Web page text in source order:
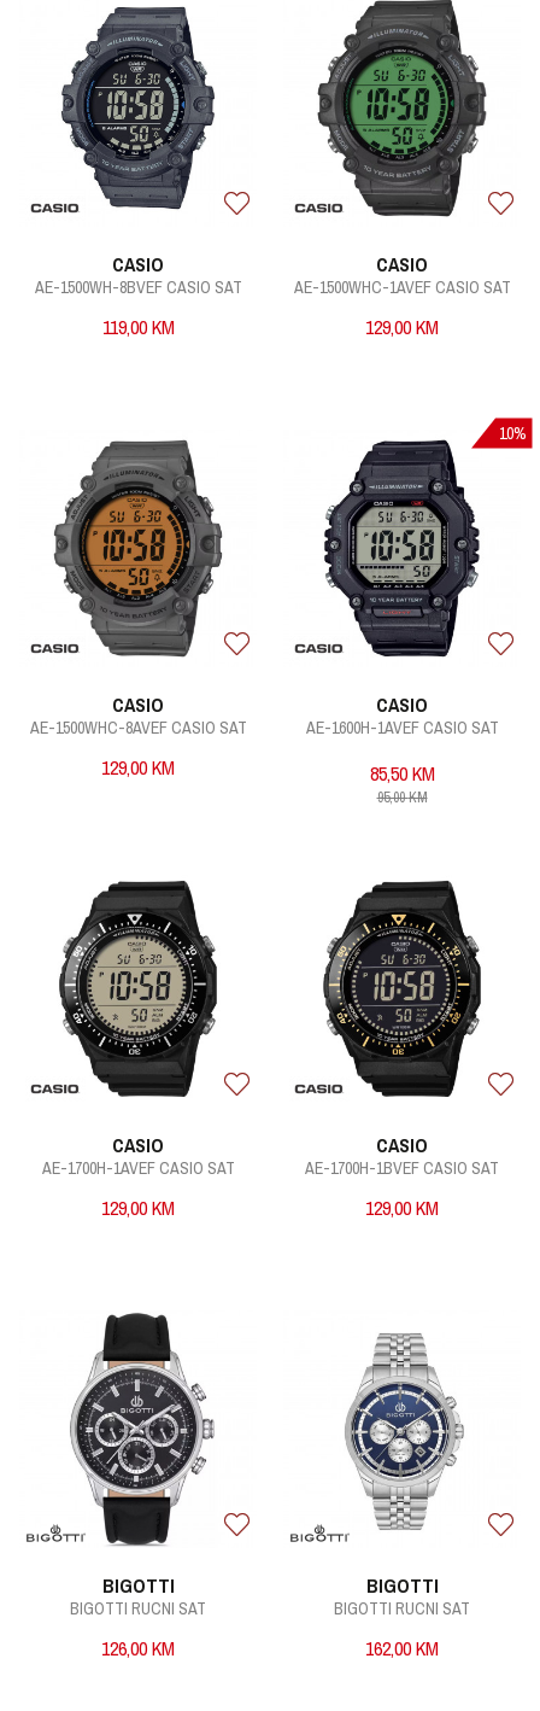
CASIO
AE-1500WH-8BVEF CASIO SAT
119,00KM
CASIO
AE-1500WHC-1AVEF CASIO SAT
129,00KM
CASIO
AE-1500WHC-8AVEF CASIO SAT
129,00KM
10%
CASIO
AE-1600H-1AVEF CASIO SAT
85,50KM
95,00KM
CASIO
AE-1700H-1AVEF CASIO SAT
129,00KM
CASIO
AE-1700H-1BVEF CASIO SAT
129,00KM
BIGOTTI
BIGOTTI RUCNI SAT
126,00KM
BIGOTTI
BIGOTTI RUCNI SAT
162,00KM